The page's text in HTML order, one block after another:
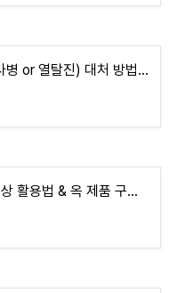
더위 먹었을 때(열사병 or 열탈진) 대처 방법 및 예방수칙 10가지
옥(玉)의 효능과 일상 활용법 & 옥 제품 구매 시 꼭 확인해야 할 5가지 & 옥을 활용한 건강 마사지